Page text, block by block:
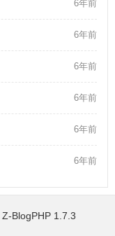
6年前
6年前
6年前
6年前
6年前
6年前
Z-BlogPHP 1.7.3